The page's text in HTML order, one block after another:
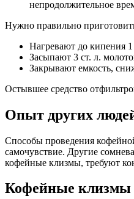
непродолжительное
Нужно правильно
Нагревают до кипения
Засыпают 3 ст. л.
Закрывают емкость,
Остывшее средство
Опыт других
Способы проведения
самочувствие. Другие
кофейные клизмы, требуют
Кофейные клизмы